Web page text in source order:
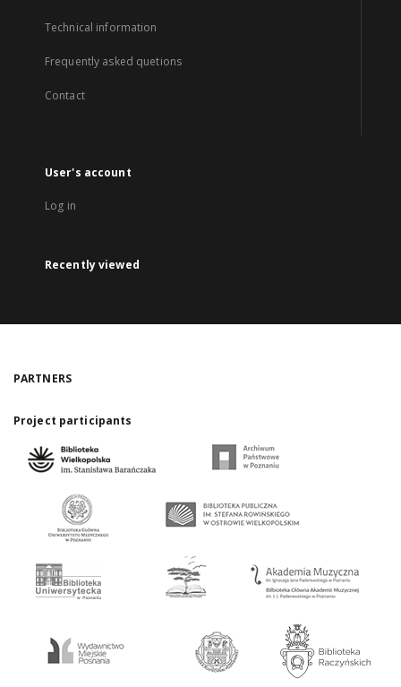
Technical information
Frequently asked quetions
Contact
User's account
Log in
Recently viewed
PARTNERS
Project participants